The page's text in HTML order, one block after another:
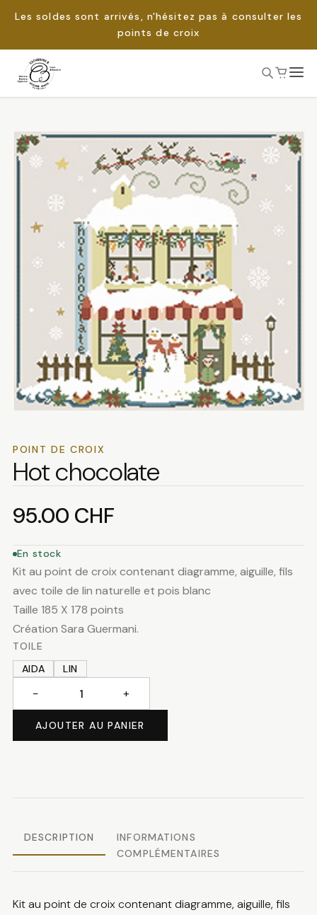
Les soldes sont arrivés, n'hésitez pas à consulter les
points de croix
Passer
POINT DE CROIX
Hot chocolate
95.00 CHF
En stock
Kit au point de croix contenant diagramme, aiguille, fils
avec toile de lin naturelle et pois blanc
Taille 185 X 178 points
Création Sara Guermani.
TOILE
AIDA
LIN
Hot
− +
AJOUTER AU PANIER
DESCRIPTION
INFORMATIONS
COMPLÉMENTAIRES
Kit au point de croix contenant diagramme, aiguille, fils